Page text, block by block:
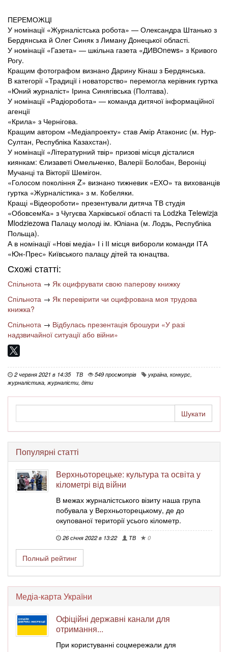
ПЕРЕМОЖЦІ
У номінації «Журналістська робота» — Олександра Штанько з
Бердянська й Олег Синяк з Лиману Донецької області.
У номінації «Газета» — шкільна газета «ДИВОnews» з Кривого
Рогу.
Кращим фотографом визнано Дарину Кінаш з Бердянська.
В категорії «Традиції і новаторство» перемогла керівник гуртка
«Юний журналіст» Ірина Синягівська (Полтава).
У номінації «Радіоробота» — команда дитячої інформаційної
агенції
«Крила» з Чернігова.
Кращим автором «Медіапроекту» став Амір Атаконис (м. Нур-
Султан, Республіка Казахстан).
У номінації «Літературний твір» призові місця дісталися
киянкам: Єлизаветі Омельченко, Валерії Болобан, Вероніці
Мучанці та Вікторії Шемігон.
«Голосом покоління Z» визнано тижневик «ЕХО» та вихованців
гуртка «Журналістика» з м. Кобеляки.
Кращі «Відеороботи» презентували дитяча ТВ студія
«ОбовсемКа» з Чугуєва Харківської області та Lodzka Telewizja
Mlodziezowa Палацу молоді ім. Юліана (м. Лодзь, Республіка
Польща).
А в номінації «Нові медіа» І і ІІ місця вибороли команди ІТА
«Юн-Прес» Київського палацу дітей та юнацтва.
Схожі статті:
Спільнота → Як оцифрувати свою паперову книжку
Спільнота → Як перевірити чи оцифрована моя трудова
книжка?
Спільнота → Відбулась презентація брошури «У разі
надзвичайної ситуації або війни»
2 червня 2021 в 14:35 ТВ 549 просмотрів україна, конкурс,
журналістика,журналісти, діти
Популярні статті
Верхньоторецьке: культура та освіта у
кілометрі від війни
В межах журналістського візиту наша група
побувала у Верхньоторецькому, де до
окупованої території усього кілометр.
26 січня 2022 в 13:22 ТВ 0
Полный рейтинг
Медіа-карта України
Офіційні державні канали для
отримання...
При користуванні соцмережали для